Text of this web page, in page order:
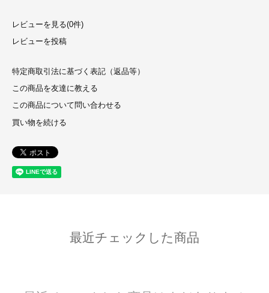
レビューを見る(0件)
レビューを投稿
特定商取引法に基づく表記（返品等）
この商品を友達に教える
この商品について問い合わせる
買い物を続ける
最近チェックした商品